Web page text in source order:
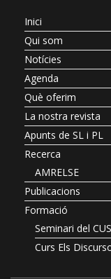
Inici
Qui som
Notícies
Agenda
Què oferim
La nostra revista
Apunts de SL i PL
Recerca
AMRELSE
Publicacions
Formació
Seminari del
Curs Els